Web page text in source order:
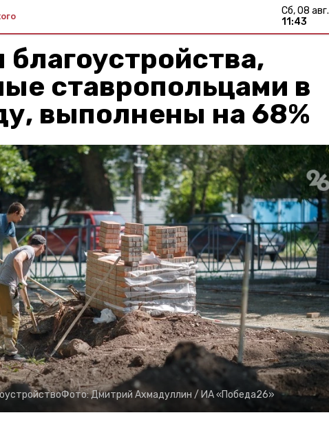
сб, 08 авг.
11:43
ставропольцами в
выполнены на 68%
Фото:Дмитрий Ахмадуллин / ИА «Победа26»